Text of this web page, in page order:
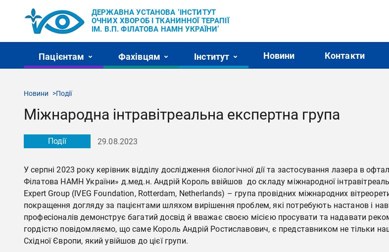
ДЕРЖАВНА УСТАНОВА ‘ІНСТИТУТ
ОЧНИХ ХВОРОБ І ТКАНИННОЇ ТЕРАПІЇ
ІМ. В.П. ФІЛАТОВА НАМН УКРАЇНИ’
Пацієнтам Фахівцям Інститут Новини Контакти
Новини Події
Міжнародна інтравітреальна експертна група
Події 29.08.2023
У серпні 2023 року керівник відділу дослідження біологічної дії та застосування лазера в
Філатова НАМН України» д.мед.н. Андрій Король ввійшов до складу міжнародної
Expert Group (IVEG Foundation, Rotterdam, Netherlands) – група провідних міжнародних
покращення догляду за пацієнтами шляхом вирішення проблем, які потребують настанов і
професіоналів демонструє багатий досвід й вважає своєю місією просувати та надавати
гордістю повідомляємо, що саме Король Андрій Ростиславович, є представником не тільки
Східної Європи, який увійшов до цієї групи.